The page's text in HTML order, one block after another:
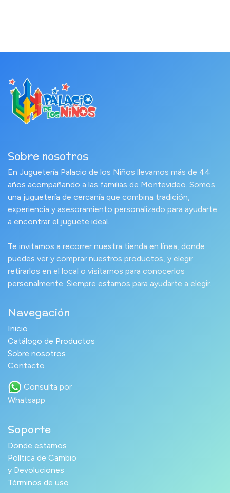
Sobre nosotros
En Juguetería Palacio de los Niños llevamos más de 44
años acompañando a las familias de Montevideo. Somos
una juguetería de cercanía que combina tradición,
experiencia y asesoramiento personalizado para ayudarte
a encontrar el juguete ideal.
Te invitamos a recorrer nuestra tienda en línea, donde
puedes ver y comprar nuestros productos, y elegir
retirarlos en el local o visitarnos para conocerlos
personalmente. Siempre estamos para ayudarte a elegir.
Navegación
Inicio
Catálogo de Productos
Sobre nosotros
Contacto
Consulta por
Whatsapp
Soporte
Donde estamos
Política de Cambio
y Devoluciones
Términos de uso